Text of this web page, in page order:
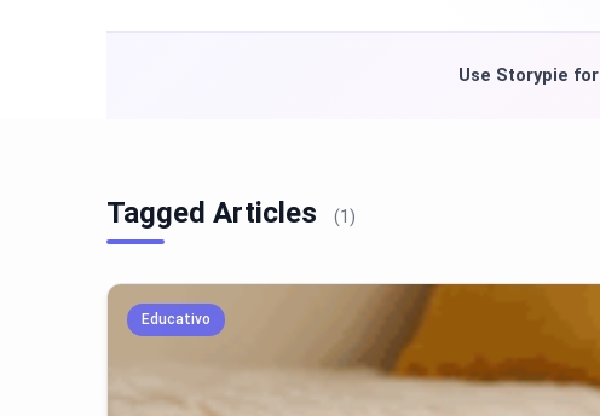
Use Storypie
Tagged Articles (1)
Educativo